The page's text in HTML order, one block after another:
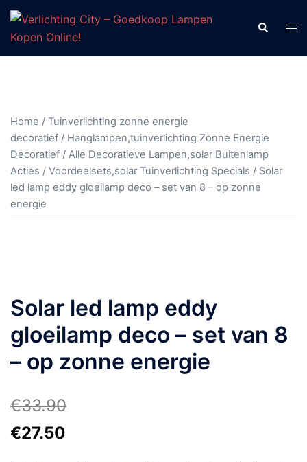
Ga
de
Zoeken
Home / Tuinverlichting zonne energie
decoratief / Hanglampen,tuinverlichting Zonne Energie
Decoratief / Alle Decoratieve Lampen,solar Buitenlamp
Acties / Voordeelsets,solar Tuinverlichting Specials / Solar
led lamp eddy gloeilamp deco – set van 8 – op zonne
energie
Solar led lamp eddy
gloeilamp deco – set van 8
– op zonne energie
€33.90
Oorspronkelijke
€27.50